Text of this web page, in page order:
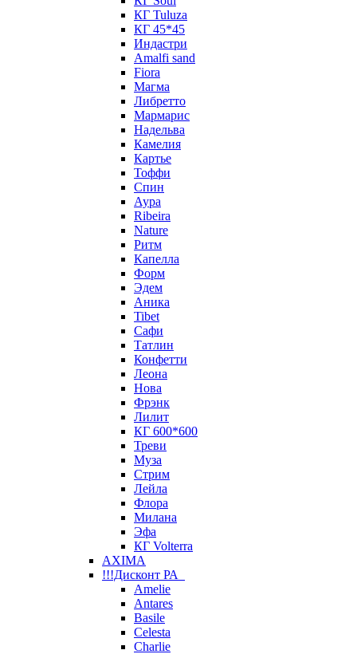
КГ Tuluza
КГ 45*45
Индастри
Amalfi sand
Fiora
Магма
Либретто
Мармарис
Надельва
Камелия
Картье
Тоффи
Спин
Аура
Ribeira
Nature
Ритм
Капелла
Форм
Эдем
Аника
Tibet
Сафи
Татлин
Конфетти
Леона
Нова
Фрэнк
Лилит
КГ 600*600
Треви
Муза
Стрим
Лейла
Флора
Милана
Эфа
КГ Volterra
AXIMA
!!!Дисконт РА
Amelie
Antares
Basile
Celesta
Charlie